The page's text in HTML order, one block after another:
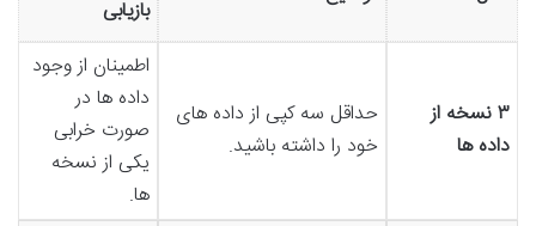
بازیابی
۳ نسخه از
داده ها
حداقل سه کپی از داده های
خود را داشته باشید.
اطمینان از وجود
داده ها در
صورت خرابی
یکی از نسخه
ها.